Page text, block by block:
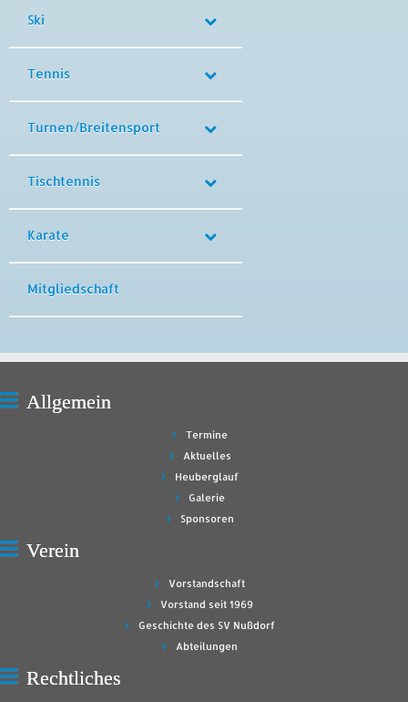
Ski
Tennis
Turnen/Breitensport
Tischtennis
Karate
Mitgliedschaft
Allgemein
Termine
Aktuelles
Heuberglauf
Galerie
Sponsoren
Verein
Vorstandschaft
Vorstand seit 1969
Geschichte des SV Nußdorf
Abteilungen
Rechtliches